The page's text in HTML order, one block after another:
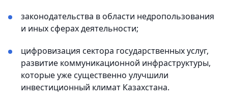
законодательства в области недропользования
и иных сферах деятельности;
цифровизация сектора государственных услуг,
развитие коммуникационной инфраструктуры,
которые уже существенно улучшили
инвестиционный климат Казахстана.